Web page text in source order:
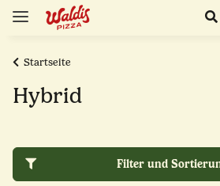
Startseite
Hybrid
Filter und